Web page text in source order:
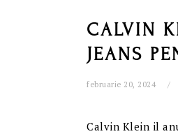
CALVIN
JEANS
februarie 20, 2024
Calvin Klein il